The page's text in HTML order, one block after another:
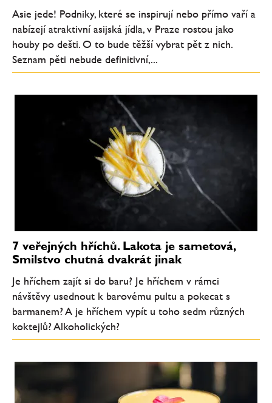
Asie jede! Podniky, které se inspirují nebo přímo vaří a
nabízejí atraktivní asijská jídla, v Praze rostou jako
houby po dešti. O to bude těžší vybrat pět z nich.
Seznam pěti nebude definitivní,...
7 veřejných hříchů. Lakota je sametová,
Smilstvo chutná dvakrát jinak
Je hříchem zajít si do baru? Je hříchem v rámci
návštěvy usednout k barovému pultu a pokecat s
barmanem? A je hříchem vypít u toho sedm různých
koktejlů? Alkoholických?